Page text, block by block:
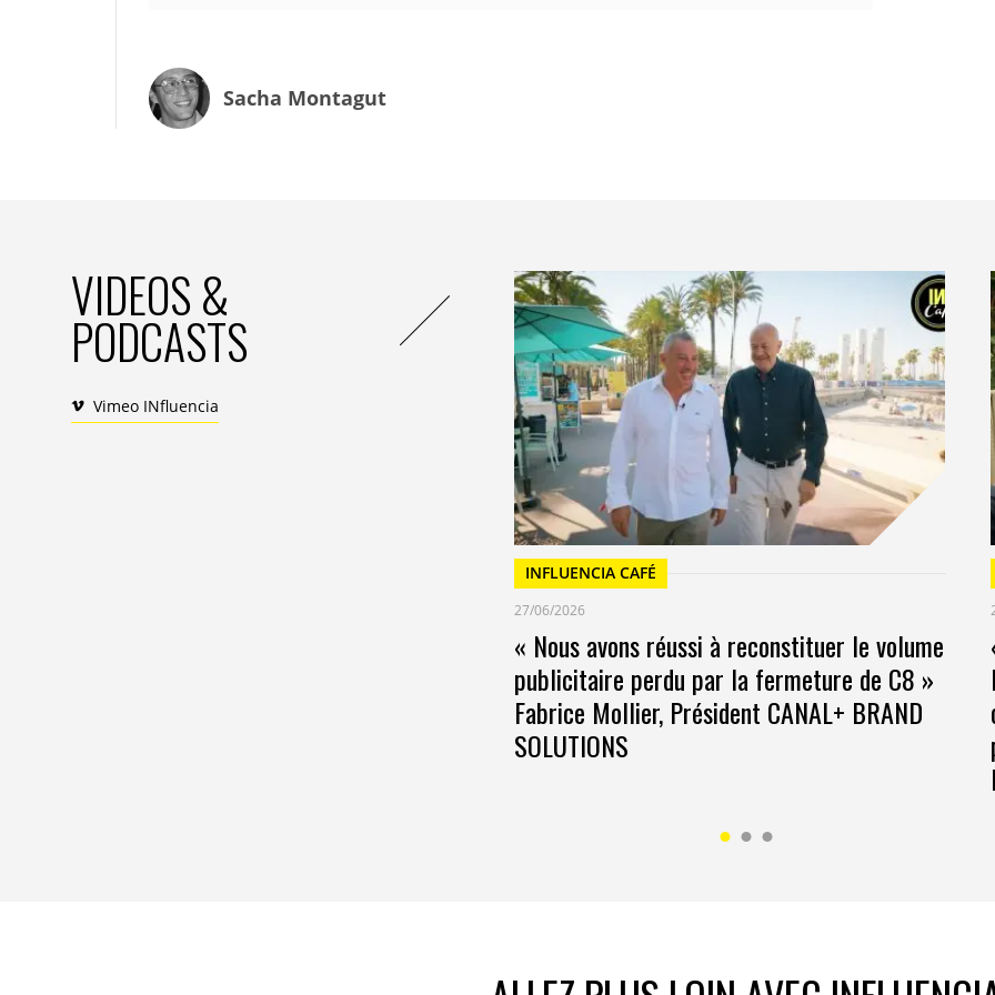
émotionnelle des consommateurs mais surtout leur intention d’achat.
Loin d’être anodine, cette enquête révèle les défis importants auxquels sont confrontés les
Sacha Montagut
VIDEOS &
PODCASTS
Vimeo INfluencia
INFLUENCIA CAFÉ
27/06/2026
« Nous avons réussi à reconstituer le volume
publicitaire perdu par la fermeture de C8 »
Fabrice Mollier, Président CANAL+ BRAND
SOLUTIONS